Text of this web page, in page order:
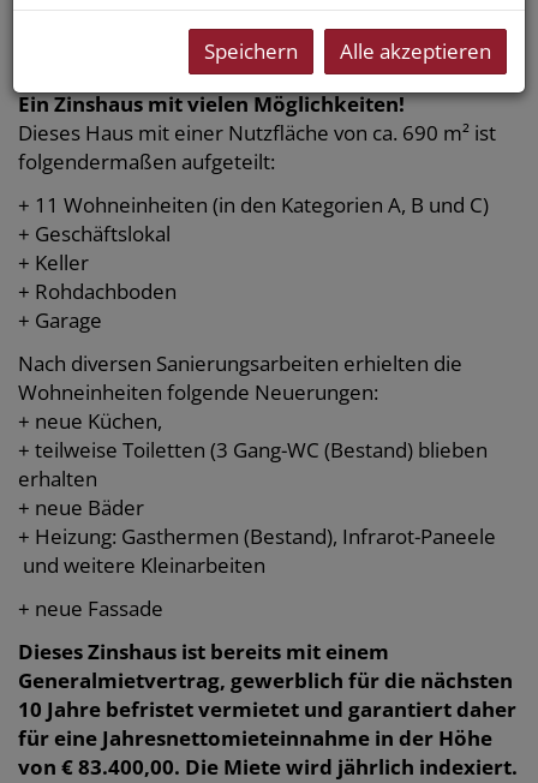
Ein Zinshaus mit vielen Möglichkeiten!
Dieses Haus mit einer Nutzfläche von ca. 690 m² ist
folgendermaßen aufgeteilt:
+ 11 Wohneinheiten (in den Kategorien A, B und C)
+ Geschäftslokal
+ Keller
+ Rohdachboden
+ Garage
Nach diversen Sanierungsarbeiten erhielten die
Wohneinheiten folgende Neuerungen:
+ neue Küchen,
+ teilweise Toiletten (3 Gang-WC (Bestand) blieben
erhalten
+ neue Bäder
+ Heizung: Gasthermen (Bestand), Infrarot-Paneele
und weitere Kleinarbeiten
+ neue Fassade
Dieses Zinshaus ist bereits mit einem
Generalmietvertrag, gewerblich für die nächsten
10 Jahre befristet vermietet und garantiert daher
für eine Jahresnettomieteinnahme in der Höhe
von € 83.400,00. Die Miete wird jährlich indexiert.
Speichern Alle akzeptieren